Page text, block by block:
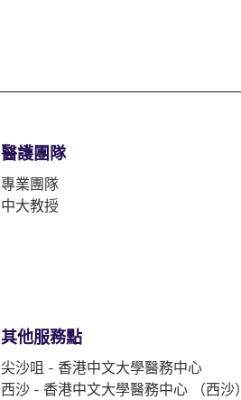
醫護團隊
專業團隊
中大教授
其他服務點
尖沙咀 - 香港中文大學醫務中心
西沙 - 香港中文大學醫務中心 （西沙）